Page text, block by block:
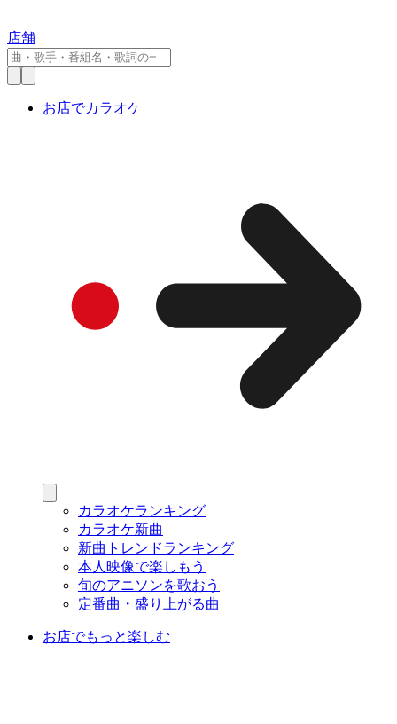
店舗
お店でカラオケ
カラオケランキング
カラオケ新曲
新曲トレンドランキング
本人映像で楽しもう
旬のアニソンを歌おう
定番曲・盛り上がる曲
お店でもっと楽しむ